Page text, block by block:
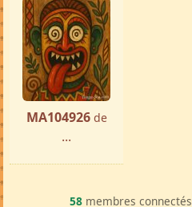
MA104926 de
...
58 membres connectés